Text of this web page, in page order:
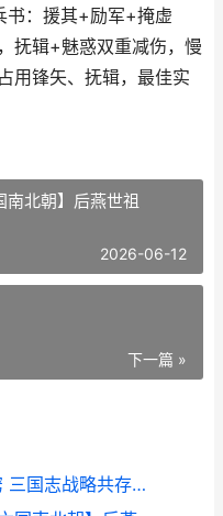
书：援其+励军+掩虚
抚辑+魅惑双重减伤，慢
用锋矢、抚辑，最佳实
南北朝】后燕世祖
2026-06-12
下一篇 »
三国志战略版共存队组合诀窍 三国志战略共存阵容搭配